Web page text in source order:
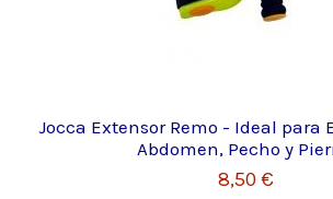
Jocca Extensor Remo - Ideal para
Abdomen, Pecho y
8,50 €